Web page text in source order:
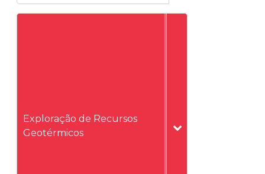
Exploração de Recursos
Geotérmicos